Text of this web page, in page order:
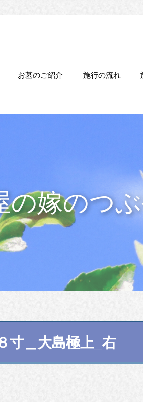
お墓のご紹介 施行の流れ
の嫁のつ
寸＿大島極上_右